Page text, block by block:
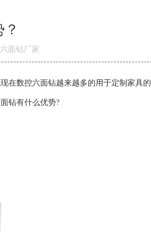
面钻厂家
在数控六面钻越来越多的用于定制家具的
钻有什么优势?